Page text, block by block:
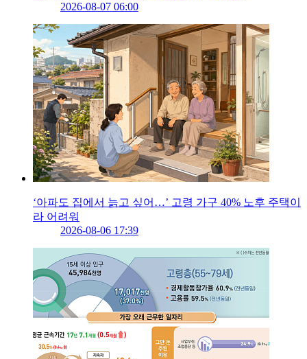
2026-08-07 06:00
‘아파도 집에서 늙고 싶어…’ 고령 가구 40% 노후 주택이
라 어려워
2026-08-06 17:39